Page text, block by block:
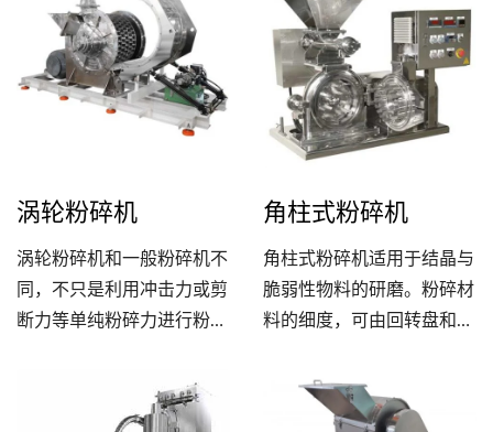
涡轮粉碎机
涡轮粉碎机和一般粉碎机不
同，不只是利用冲击力或剪
断力等单纯粉碎力进行粉
叶片的冲击力之外，还利用
叶片背后的无数超高速涡流
角柱式粉碎机
角柱式粉碎机适用于结晶与
脆弱性物料的研磨。粉碎材
料的细度，可由回转盘和固
和回转的速度来控制粒度的
大小。粉碎种类广泛，刀具